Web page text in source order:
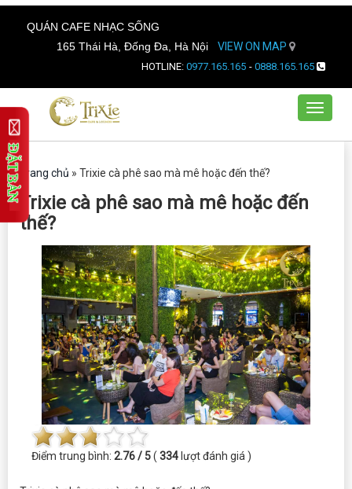
QUÁN CAFE NHẠC SỐNG
165 Thái Hà, Đống Đa, Hà Nội
VIEW ON MAP
HOTLINE: 0977.165.165 - 0888.165.165
Toggle
Trang chủ » Trixie cà phê sao mà mê hoặc đến thế?
Trixie cà phê sao mà mê hoặc đến
thế?
Điểm trung bình: 2.76 / 5(334lượt đánh giá )